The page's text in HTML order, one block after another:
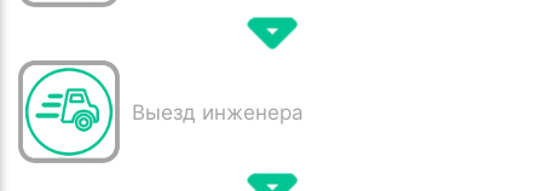
Выезд инженера